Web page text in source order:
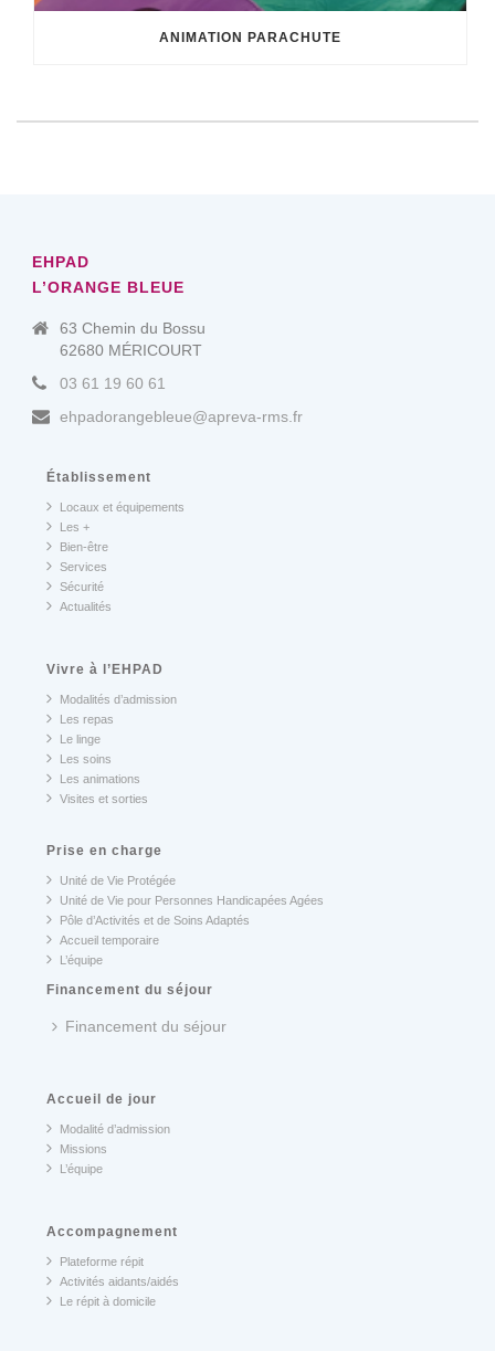
ANIMATION PARACHUTE
EHPAD
L’ORANGE BLEUE
63 Chemin du Bossu
62680 MÉRICOURT
03 61 19 60 61
ehpadorangebleue@apreva-rms.fr
Établissement
Locaux et équipements
Les +
Bien-être
Services
Sécurité
Actualités
Vivre à l’EHPAD
Modalités d’admission
Les repas
Le linge
Les soins
Les animations
Visites et sorties
Prise en charge
Unité de Vie Protégée
Unité de Vie pour Personnes Handicapées Agées
Pôle d’Activités et de Soins Adaptés
Accueil temporaire
L’équipe
Financement du séjour
Financement du séjour
Accueil de jour
Modalité d’admission
Missions
L’équipe
Accompagnement
Plateforme répit
Activités aidants/aidés
Le répit à domicile